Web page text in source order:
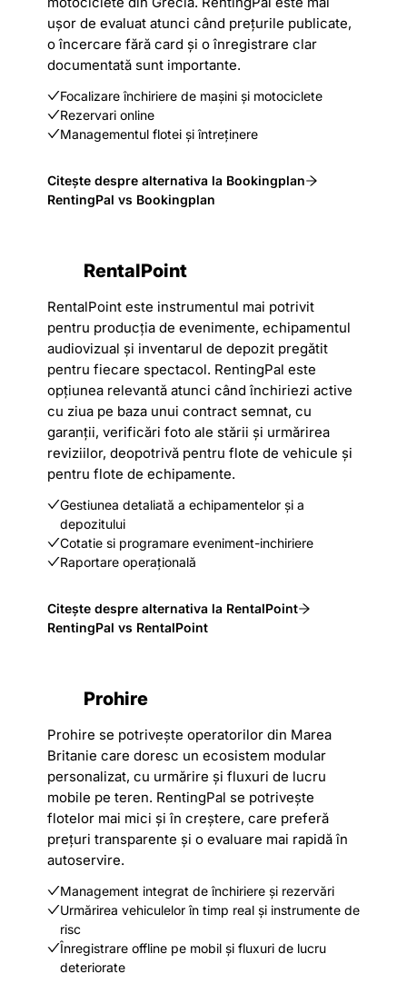
ușor de evaluat atunci când prețurile publicate,
o încercare fără card și o înregistrare clar
documentată sunt importante.
Focalizare închiriere de mașini și motociclete
Rezervari online
Managementul flotei și întreținere
Citește despre alternativa la Bookingplan
RentingPal vs Bookingplan
RentalPoint
RentalPoint este instrumentul mai potrivit
pentru producția de evenimente, echipamentul
audiovizual și inventarul de depozit pregătit
pentru fiecare spectacol. RentingPal este
opțiunea relevantă atunci când închiriezi active
cu ziua pe baza unui contract semnat, cu
garanții, verificări foto ale stării și urmărirea
reviziilor, deopotrivă pentru flote de vehicule și
pentru flote de echipamente.
Gestiunea detaliată a echipamentelor și a
depozitului
Cotatie si programare eveniment-inchiriere
Raportare operațională
Citește despre alternativa la RentalPoint
RentingPal vs RentalPoint
Prohire
Prohire se potrivește operatorilor din Marea
Britanie care doresc un ecosistem modular
personalizat, cu urmărire și fluxuri de lucru
mobile pe teren. RentingPal se potrivește
flotelor mai mici și în creștere, care preferă
prețuri transparente și o evaluare mai rapidă în
autoservire.
Management integrat de închiriere și rezervări
Urmărirea vehiculelor în timp real și instrumente de
risc
Înregistrare offline pe mobil și fluxuri de lucru
deteriorate